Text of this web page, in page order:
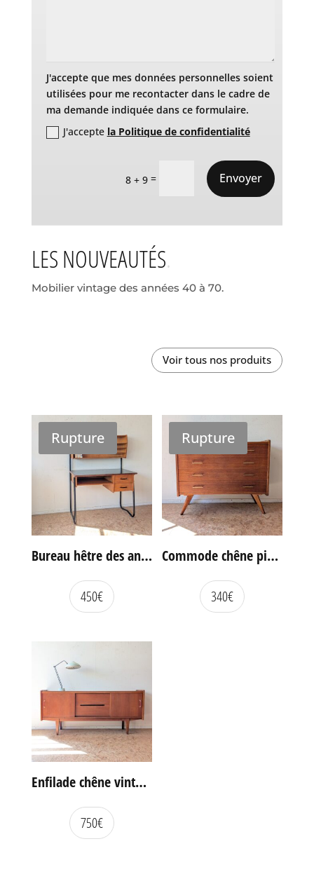
J'accepte que mes données personnelles soient
utilisées pour me recontacter dans le cadre de
ma demande indiquée dans ce formulaire.
J'accepte la Politique de confidentialité
8 + 9 = Envoyer
LES NOUVEAUTÉS
Mobilier vintage des années 40 à 70.
Voir tous nos produits
Rupture
Bureau hêtre des années 60
450€
Rupture
Commode chêne pieds compas vintage
340€
Enfilade chêne vintage portes coulissantes
750€